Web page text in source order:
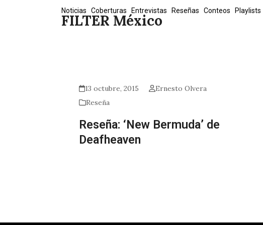
FILTER México
Noticias Coberturas Entrevistas Reseñas Conteos Playlists
13 octubre, 2015
Ernesto Olvera
Reseña
Reseña: ‘New Bermuda’ de
Deafheaven